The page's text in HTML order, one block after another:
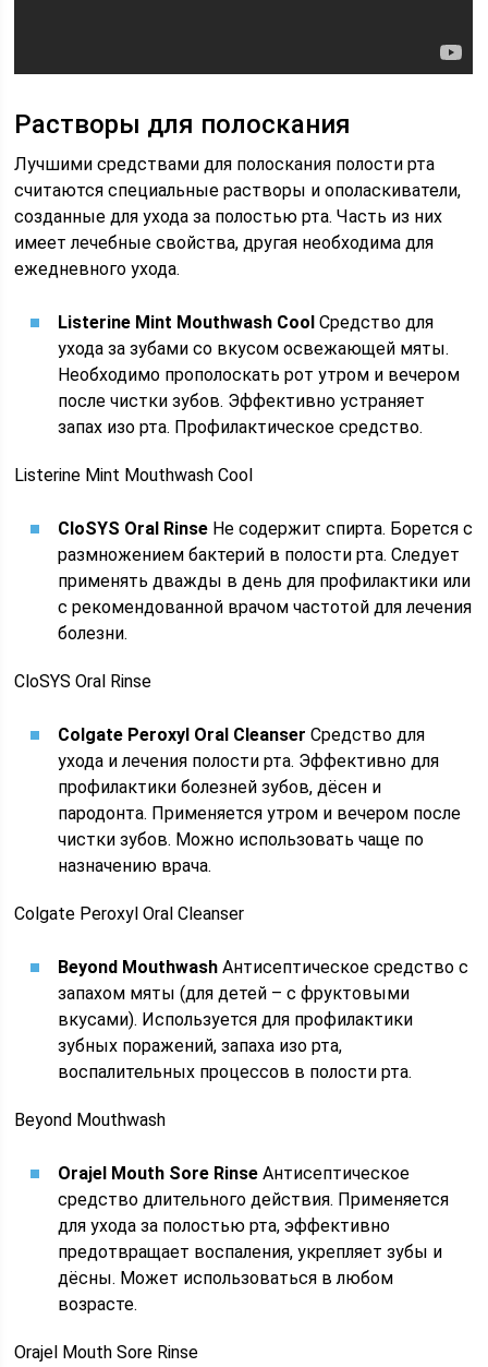
Растворы для полоскания
Лучшими средствами для полоскания полости рта
считаются специальные растворы и ополаскиватели,
созданные для ухода за полостью рта. Часть из них
имеет лечебные свойства, другая необходима для
ежедневного ухода.
Listerine Mint Mouthwash Cool Средство для
ухода за зубами со вкусом освежающей мяты.
Необходимо прополоскать рот утром и вечером
после чистки зубов. Эффективно устраняет
запах изо рта. Профилактическое средство.
Listerine Mint Mouthwash Cool
CloSYS Oral Rinse Не содержит спирта. Борется с
размножением бактерий в полости рта. Следует
применять дважды в день для профилактики или
с рекомендованной врачом частотой для лечения
болезни.
CloSYS Oral Rinse
Colgate Peroxyl Oral Cleanser Средство для
ухода и лечения полости рта. Эффективно для
профилактики болезней зубов, дёсен и
пародонта. Применяется утром и вечером после
чистки зубов. Можно использовать чаще по
назначению врача.
Colgate Peroxyl Oral Cleanser
Beyond Mouthwash Антисептическое средство с
запахом мяты (для детей – с фруктовыми
вкусами). Используется для профилактики
зубных поражений, запаха изо рта,
воспалительных процессов в полости рта.
Beyond Mouthwash
Orajel Mouth Sore Rinse Антисептическое
средство длительного действия. Применяется
для ухода за полостью рта, эффективно
предотвращает воспаления, укрепляет зубы и
дёсны. Может использоваться в любом
возрасте.
Orajel Mouth Sore Rinse